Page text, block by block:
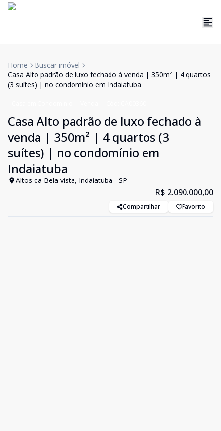
Home
Buscar imóvel
Casa Alto padrão de luxo fechado à venda | 350m² | 4 quartos
(3 suítes) | no condomínio em Indaiatuba
Casa Alto padrão de luxo fechado à
venda | 350m² | 4 quartos (3
suítes) | no condomínio em
Indaiatuba
Altos da Bela vista, Indaiatuba - SP
R$ 2.090.000,00
Compartilhar Favorito